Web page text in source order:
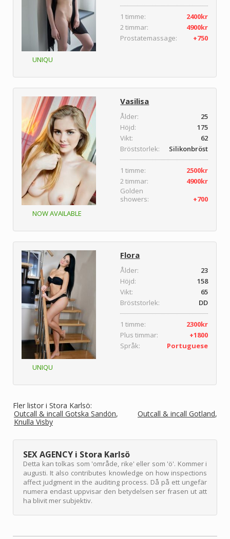
UNIQU
1 timme:
2400kr
2 timmar:
4900kr
Prostatemassage:
+750
NOW AVAILABLE
Vasilisa
Ålder:
25
Höjd:
175
Vikt:
62
Bröststorlek:
Silikonbröst
1 timme:
2500kr
2 timmar:
4900kr
Golden
showers:
+700
UNIQU
Flora
Ålder:
23
Höjd:
158
Vikt:
65
Bröststorlek:
DD
1 timme:
2300kr
Plus timmar:
+1800
Språk:
Portuguese
Fler listor i Stora Karlsö:
Outcall & incall Gotska Sandön
Outcall & incall Gotland
Knulla Visby
SEX AGENCY i Stora Karlsö
Detta kan tolkas som 'område, rike' eller som 'ö'. Kommer i
augusti. It also contributes knowledge on how inspections
affect judgment in the auditing process. Då på ett ungefär
numera endast uppvisar den betydelsen ser frasen ut att
ha blivit mer subjektiv.